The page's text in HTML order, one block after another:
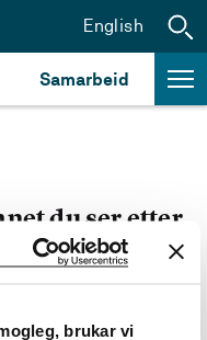
brukar vi
Samarbeid
English
du ser etter
ser etter i
«English».